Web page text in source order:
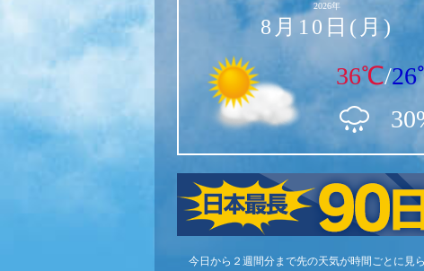
2026年
8月10日(月)
36℃/
今日から２週間分まで先の天気が時間ごとに見ら